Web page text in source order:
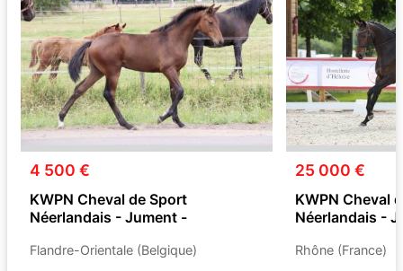
4 500 €
KWPN Cheval de Sport
Néerlandais - Jument -
Flandre-Orientale (Belgique)
25 000 €
KWPN Cheval
Néerlandais -
Rhône (France)